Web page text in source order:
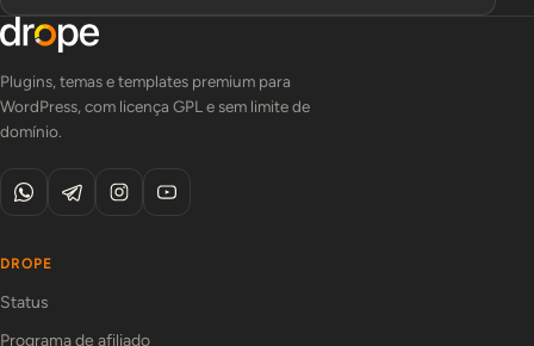
Plugins, temas e templates premium para
WordPress, com licença GPL e sem limite de
domínio.
DROPE
Status
Programa de afiliado